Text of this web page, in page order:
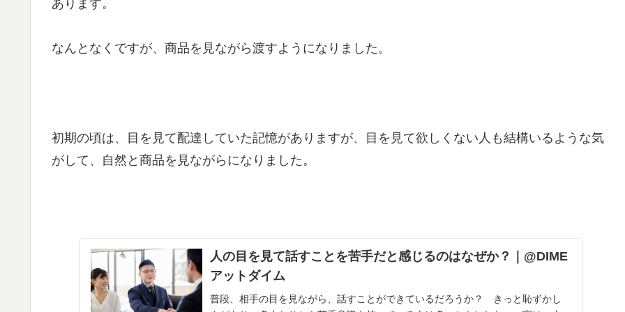
あります。
なんとなくですが、商品を見ながら渡すようになりました。
初期の頃は、目を見て配達していた記憶がありますが、目を見て欲しくない人も結構いるような気
がして、自然と商品を見ながらになりました。
人の目を見て話すことを苦手だと感じるのはなぜか？｜@DIME
アットダイム
普段、相手の目を見ながら、話すことができているだろうか？ きっと恥ずかし